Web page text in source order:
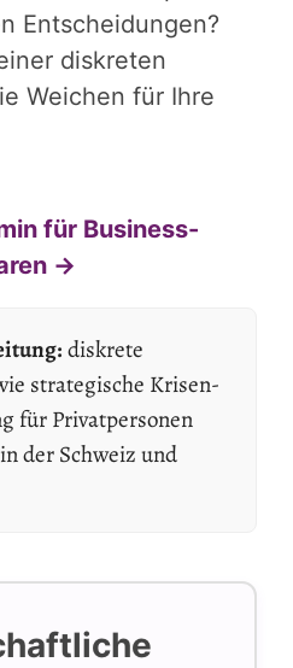
Entscheidungen?
diskreten
Weichen für Ihre
für Business-
→
diskrete
strategische Krisen-
für Privatpersonen
der Schweiz und